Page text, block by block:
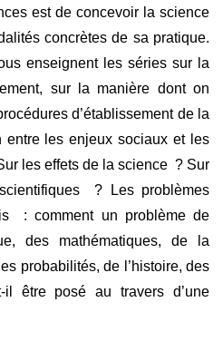
est de concevoir la science
concrètes de sa pratique.
enseignent les séries sur la
sur la manière dont on
d’établissement de la
entre les enjeux sociaux et les
les effets de la science ? Sur
? Les problèmes
: comment un problème de
des mathématiques, de la
probabilités, de l’histoire, des
il être posé au travers d’une